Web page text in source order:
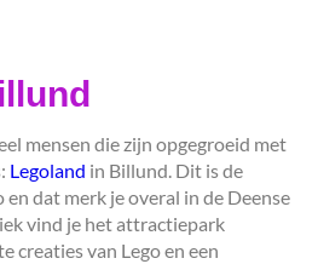
mensen die zijn opgegroeid met
Legoland in Billund. Dit is de
dat merk je overal in de Deense
vind je het attractiepark
creaties van Lego en een